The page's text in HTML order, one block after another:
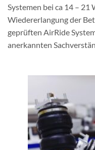
Systemen bei ca 14 – 21
Wiedererlangung der
geprüften AirRide
anerkannten